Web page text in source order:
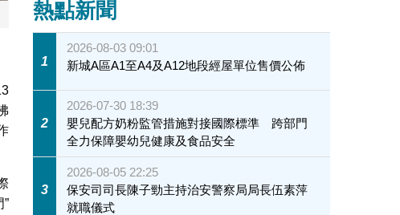
熱點新聞
1
2026-08-03 09:01
新城A區A1至A4及A12地段經屋單位售價公佈
2
2026-07-30 18:39
嬰兒配方奶粉監管措施對接國際標準 跨部門
全力保障嬰幼兒健康及食品安全
3
2026-08-05 22:25
保安司司長陳子勁主持治安警察局局長伍素萍
就職儀式